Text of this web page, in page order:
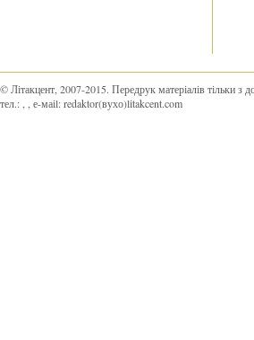
© Літакцент, 2007-2015. Передрук матеріалів тільки з
тел.:
, е-маіl:redaktor(вухо)litakcent.com